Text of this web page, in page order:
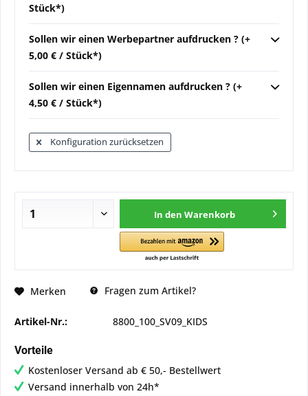
Stück*)
Sollen wir einen Werbepartner aufdrucken ? (+
5,00 € / Stück*)
Sollen wir einen Eigennamen aufdrucken ? (+
4,50 € / Stück*)
Konfiguration zurücksetzen
In den Warenkorb
Merken Fragen zum Artikel?
Artikel-Nr.: 8800_100_SV09_KIDS
Vorteile
Kostenloser Versand ab € 50,- Bestellwert
Versand innerhalb von 24h*